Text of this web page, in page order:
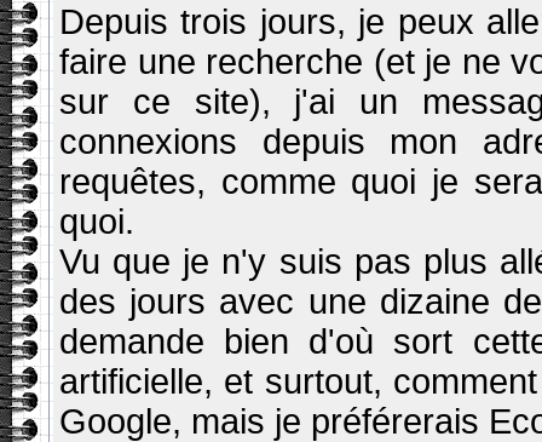
Depuis trois jours, je peux
faire une recherche (et je ne
sur ce site), j'ai un
connexions depuis mon
requêtes, comme quoi je
quoi.
Vu que je n'y suis pas plus
des jours avec une dizaine
demande bien d'où sort
artificielle, et surtout,
Google, mais je préférerais